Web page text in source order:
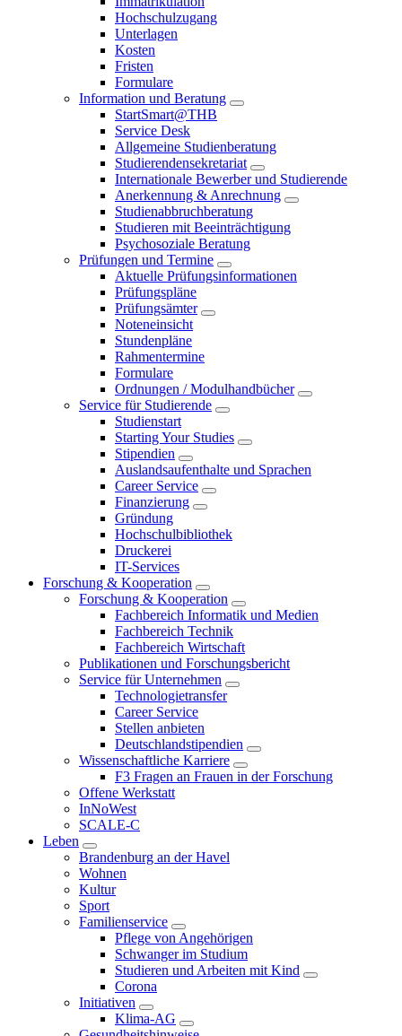
Hochschulzugang
Unterlagen
Kosten
Fristen
Formulare
Information und Beratung
StartSmart@THB
Service Desk
Allgemeine Studienberatung
Studierendensekretariat
Internationale Bewerber und Studierende
Anerkennung & Anrechnung
Studienabbruchberatung
Studieren mit Beeinträchtigung
Psychosoziale Beratung
Prüfungen und Termine
Aktuelle Prüfungsinformationen
Prüfungspläne
Prüfungsämter
Noteneinsicht
Stundenpläne
Rahmentermine
Formulare
Ordnungen / Modulhandbücher
Service für Studierende
Studienstart
Starting Your Studies
Stipendien
Auslandsaufenthalte und Sprachen
Career Service
Finanzierung
Gründung
Hochschulbibliothek
Druckerei
IT-Services
Forschung & Kooperation
Forschung & Kooperation
Fachbereich Informatik und Medien
Fachbereich Technik
Fachbereich Wirtschaft
Publikationen und Forschungsbericht
Service für Unternehmen
Technologietransfer
Career Service
Stellen anbieten
Deutschlandstipendien
Wissenschaftliche Karriere
F3 Fragen an Frauen in der Forschung
Offene Werkstatt
InNoWest
SCALE-C
Leben
Brandenburg an der Havel
Wohnen
Kultur
Sport
Familienservice
Pflege von Angehörigen
Schwanger im Studium
Studieren und Arbeiten mit Kind
Corona
Initiativen
Klima-AG